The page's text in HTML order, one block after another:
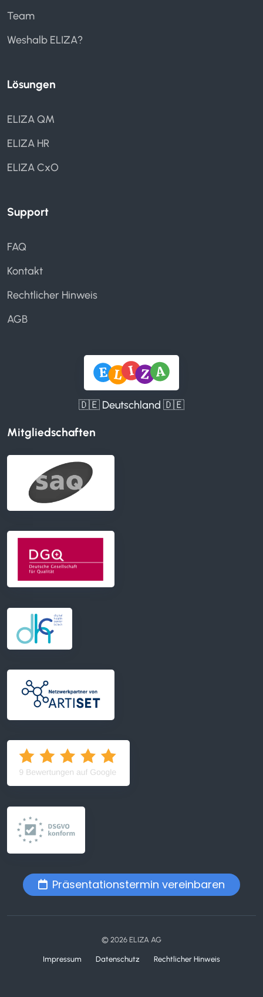
Team
Weshalb ELIZA?
Lösungen
ELIZA QM
ELIZA HR
ELIZA CxO
Support
FAQ
Kontakt
Rechtlicher Hinweis
AGB
🇩🇪 Deutschland 🇩🇪
Mitgliedschaften
Präsentationstermin vereinbaren
© 2026 ELIZA AG
Impressum Datenschutz Rechtlicher Hinweis